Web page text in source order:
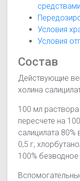
средствами
Условия
Условия
Состав
Действующие
холина
100 мл
пересчете на
салицилата 80%
0,5 г,
100%